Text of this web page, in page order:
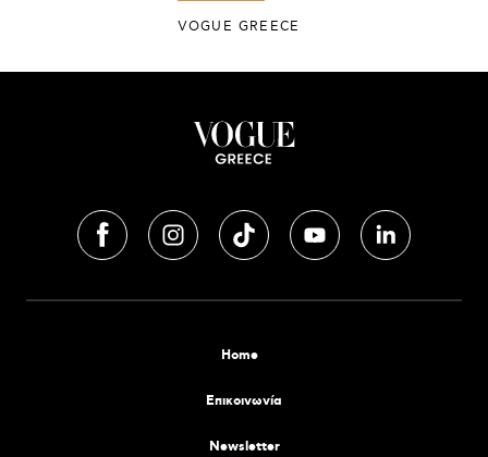
VOGUE GREECE
Home
Επικοινωνία
Newsletter